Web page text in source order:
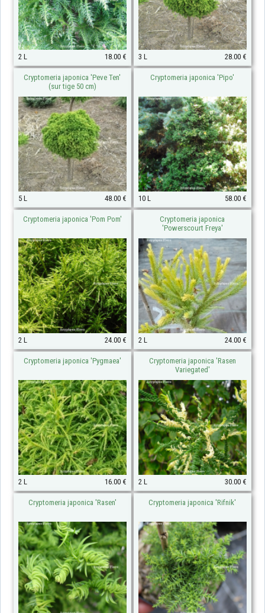
2 L 18.00 € 3 L 28.00 €
Cryptomeria japonica 'Peve Ten'
(sur tige 50 cm)
5 L 48.00 €
Cryptomeria japonica 'Pipo'
10 L 58.00 €
Cryptomeria japonica 'Pom Pom'
2 L 24.00 €
Cryptomeria japonica
'Powerscourt Freya'
2 L 24.00 €
Cryptomeria japonica 'Pygmaea'
2 L 16.00 €
Cryptomeria japonica 'Rasen
Variegated'
2 L 30.00 €
Cryptomeria japonica 'Rasen' Cryptomeria japonica 'Rifnik'